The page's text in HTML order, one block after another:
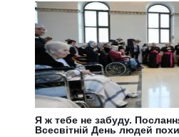
Я ж тебе не забуду.
Всесвітній День людей